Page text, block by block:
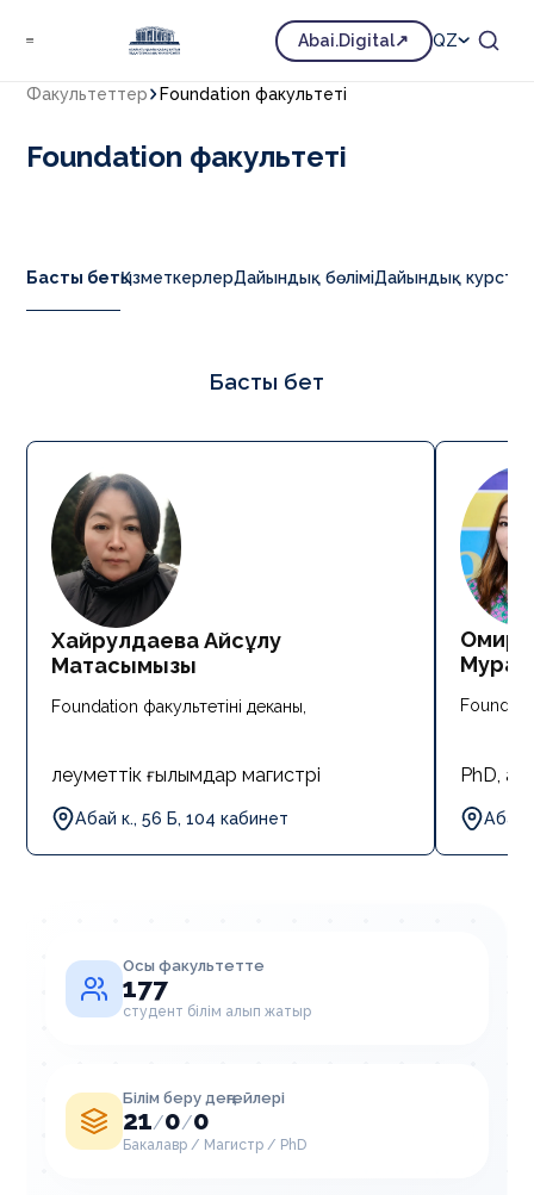
Abai.Digital QZ
Факультеттер Foundation факультеті
Foundation факультеті
Басты бетҚызметкерлерДайындық бөліміДайындық
Басты бет
Хайрулдаева Айсұлу
Матқасымқызы
Foundation факультетінің деканы,
Әлеуметтік ғылымдар магистрі
Абай к., 56 Б, 104 кабинет
PhD,
Абай
Осы факультетте
177
студент білім алып жатыр
Білім беру деңгейлері
21/0/0
Бакалавр / Магистр / PhD